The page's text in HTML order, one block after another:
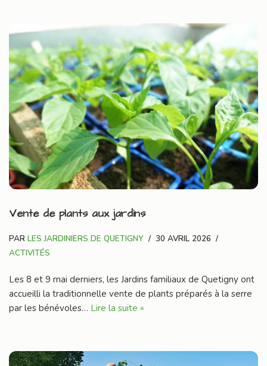
Vente de plants aux jardins
PAR LES JARDINIERS DE QUETIGNY
30 AVRIL 2026
ACTIVITÉS
Les 8 et 9 mai derniers, les Jardins familiaux de Quetigny ont
accueilli la traditionnelle vente de plants préparés à la serre
par les bénévoles… Lire la suite »